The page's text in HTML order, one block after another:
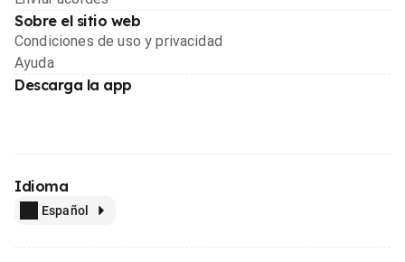
Sobre el sitio web
Condiciones de uso y privacidad
Ayuda
Descarga la app
Idioma
Español